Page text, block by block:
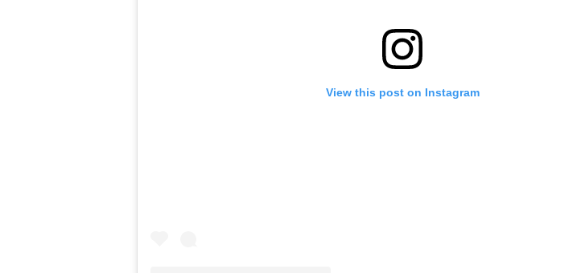
View this post on Instagram